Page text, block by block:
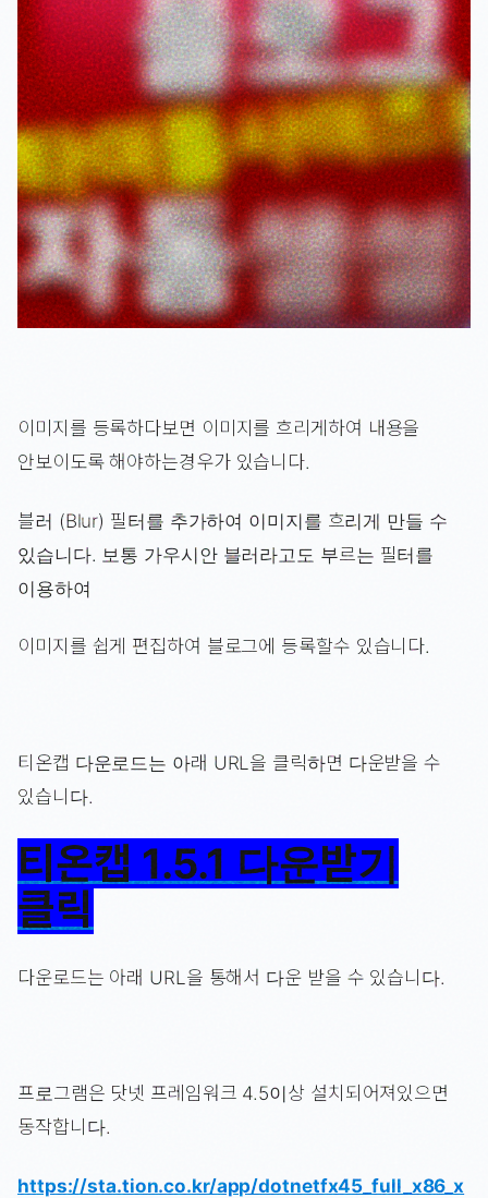
이미지를 등록하다보면 이미지를 흐리게하여 내용을
안보이도록 해야하는경우가 있습니다.
블러 (Blur) 필터를 추가하여 이미지를 흐리게 만들 수
있습니다. 보통 가우시안 블러라고도 부르는 필터를
이용하여
이미지를 쉽게 편집하여 블로그에 등록할수 있습니다.
티온캡 다운로드는 아래 URL을 클릭하면 다운받을 수
있습니다.
티온캡 1.5.1 다운받기
클릭
다운로드는 아래 URL을 통해서 다운 받을 수 있습니다.
프로그램은 닷넷 프레임워크 4.5이상 설치되어져있으면
동작합니다.
https://sta.tion.co.kr/app/dotnetfx45_full_x86_x